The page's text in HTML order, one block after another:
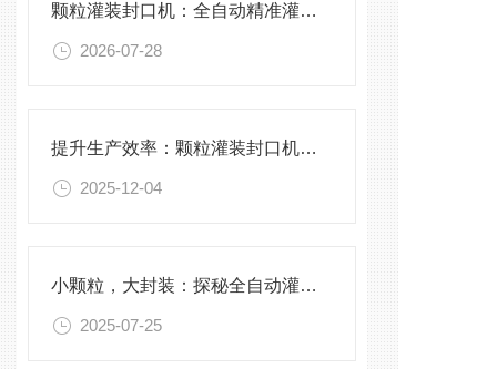
颗粒灌装封口机：全自动精准灌装，助力食品化工高效生产
2026-07-28
提升生产效率：颗粒灌装封口机的优化与维护
2025-12-04
小颗粒，大封装：探秘全自动灌装封口一体化科技
2025-07-25